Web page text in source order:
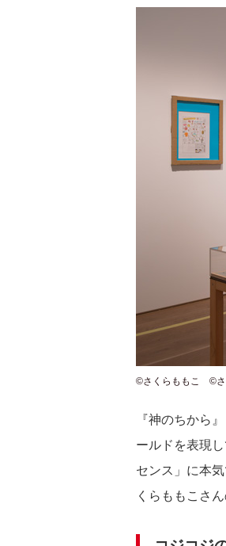
©さくらももこ ©さ
『神のちから
ールドを表現
センス」に本
くらももこさ